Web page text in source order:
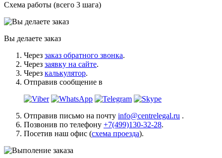
Схема работы (всего 3 шага)
Вы делаете заказ
Через заказ обратного звонка.
Через заявку на сайте.
Через калькулятор.
Отправив сообщение в
Отправив письмо на почту info@centrelegal.ru .
Позвонив по телефону +7(499)130-32-28.
Посетив наш офис (схема проезда).